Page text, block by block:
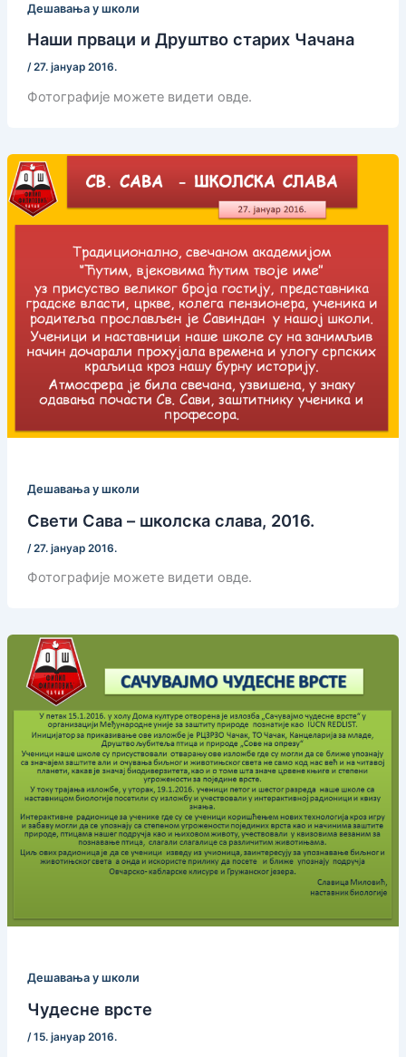
Дешавања у школи
Наши прваци и Друштво старих Чачана
/27. јануар 2016.
Фотографије можете видети овде.
Дешавања у школи
Свети Сава – школска слава, 2016.
/27. јануар 2016.
Фотографије можете видети овде.
Дешавања у школи
Чудесне врсте
/15. јануар 2016.